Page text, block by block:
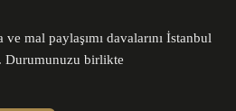
mal paylaşımı davalarını İstanbul
Durumunuzu birlikte